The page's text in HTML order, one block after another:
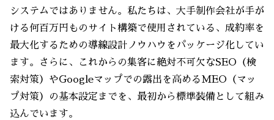
システムではありません。私たちは、大手制作会社が手が
ける何百万円ものサイト構築で使用されている、成約率を
最大化するための導線設計ノウハウをパッケージ化してい
ます。さらに、これからの集客に絶対不可欠なSEO（検
索対策）やGoogleマップでの露出を高めるMEO（マッ
プ対策）の基本設定までを、最初から標準装備として組み
込んでいます。